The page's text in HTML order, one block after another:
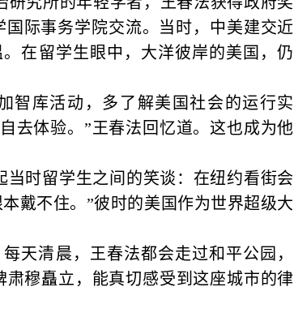
际事务学院交流。当时，中美建交近
在留学生眼中，大洋彼岸的美国，仍
智库活动，多了解美国社会的运行实
去体验。”王春法回忆道。这也成为他
时留学生之间的笑谈：在纽约看街会
戴不住。”彼时的美国作为世界超级大
天清晨，王春法都会走过和平公园，
穆矗立，能真切感受到这座城市的律